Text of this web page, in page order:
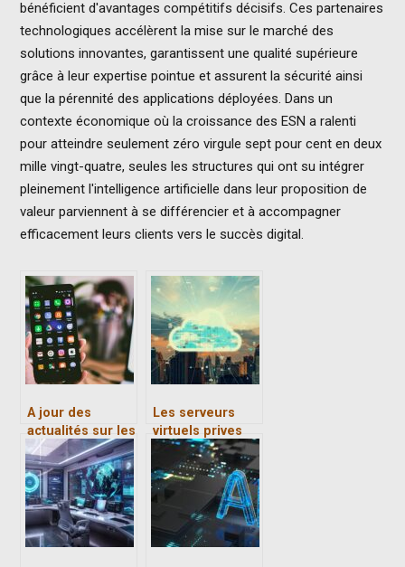
bénéficient d'avantages compétitifs décisifs. Ces partenaires
technologiques accélèrent la mise sur le marché des
solutions innovantes, garantissent une qualité supérieure
grâce à leur expertise pointue et assurent la sécurité ainsi
que la pérennité des applications déployées. Dans un
contexte économique où la croissance des ESN a ralenti
pour atteindre seulement zéro virgule sept pour cent en deux
mille vingt-quatre, seules les structures qui ont su intégrer
pleinement l'intelligence artificielle dans leur proposition de
valeur parviennent à se différencier et à accompagner
efficacement leurs clients vers le succès digital.
A jour des
actualités sur les
Smartphones
Les serveurs
virtuels prives
(VPS) :
fonctionnalites
et avantages